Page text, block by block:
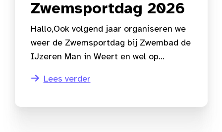
Zwemsportdag 2026
Hallo,Ook volgend jaar organiseren we
weer de Zwemsportdag bij Zwembad de
IJzeren Man in Weert en wel op...
Lees verder